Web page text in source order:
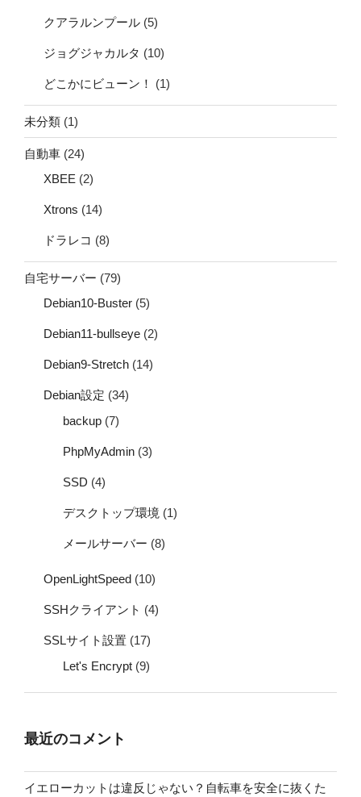
クアラルンプール (5)
ジョグジャカルタ (10)
どこかにビューン！ (1)
未分類 (1)
自動車 (24)
XBEE (2)
Xtrons (14)
ドラレコ (8)
自宅サーバー (79)
Debian10-Buster (5)
Debian11-bullseye (2)
Debian9-Stretch (14)
Debian設定 (34)
backup (7)
PhpMyAdmin (3)
SSD (4)
デスクトップ環境 (1)
メールサーバー (8)
OpenLightSpeed (10)
SSHクライアント (4)
SSLサイト設置 (17)
Let's Encrypt (9)
最近のコメント
イエローカットは違反じゃない？自転車を安全に抜くた